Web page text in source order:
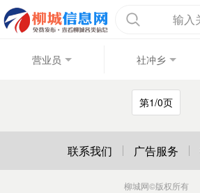
输入
营业员 社冲乡
第1/0页
联系我们 广告服务
柳城网©版权所有